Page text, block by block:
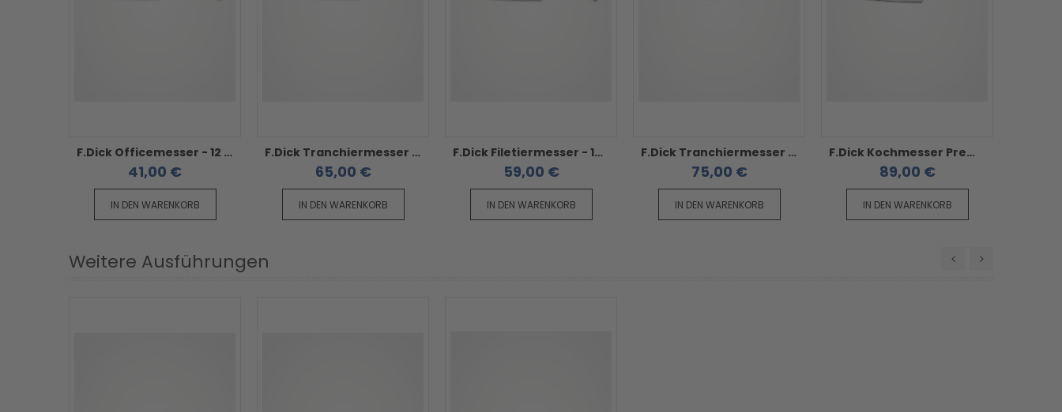
F.Dick Officemesser - 12 cm Premier Plus
41,00 €
IN DEN WARENKORB
F.Dick Tranchiermesser 21 cm - Premier Plus
65,00 €
IN DEN WARENKORB
F.Dick Filetiermesser - 18 cm Premier Plus
59,00 €
IN DEN WARENKORB
F.Dick Tranchiermesser 26 cm - Premier Plus
75,00 €
IN DEN WARENKORB
F.Dick Kochmesser Premier Plus - 23 cm
89,00 €
IN DEN WARENKORB
Weitere Ausführungen